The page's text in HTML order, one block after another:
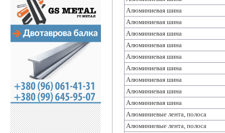
Алюминиевая шина
Алюминиевая шина
Алюминиевая шина
Алюминиевая шина
Алюминиевая шина
Алюминиевая шина
Алюминиевая шина
Алюминиевая шина
Алюминиевая шина
Алюминиевые лента, полоса
Алюминиевые лента, полоса